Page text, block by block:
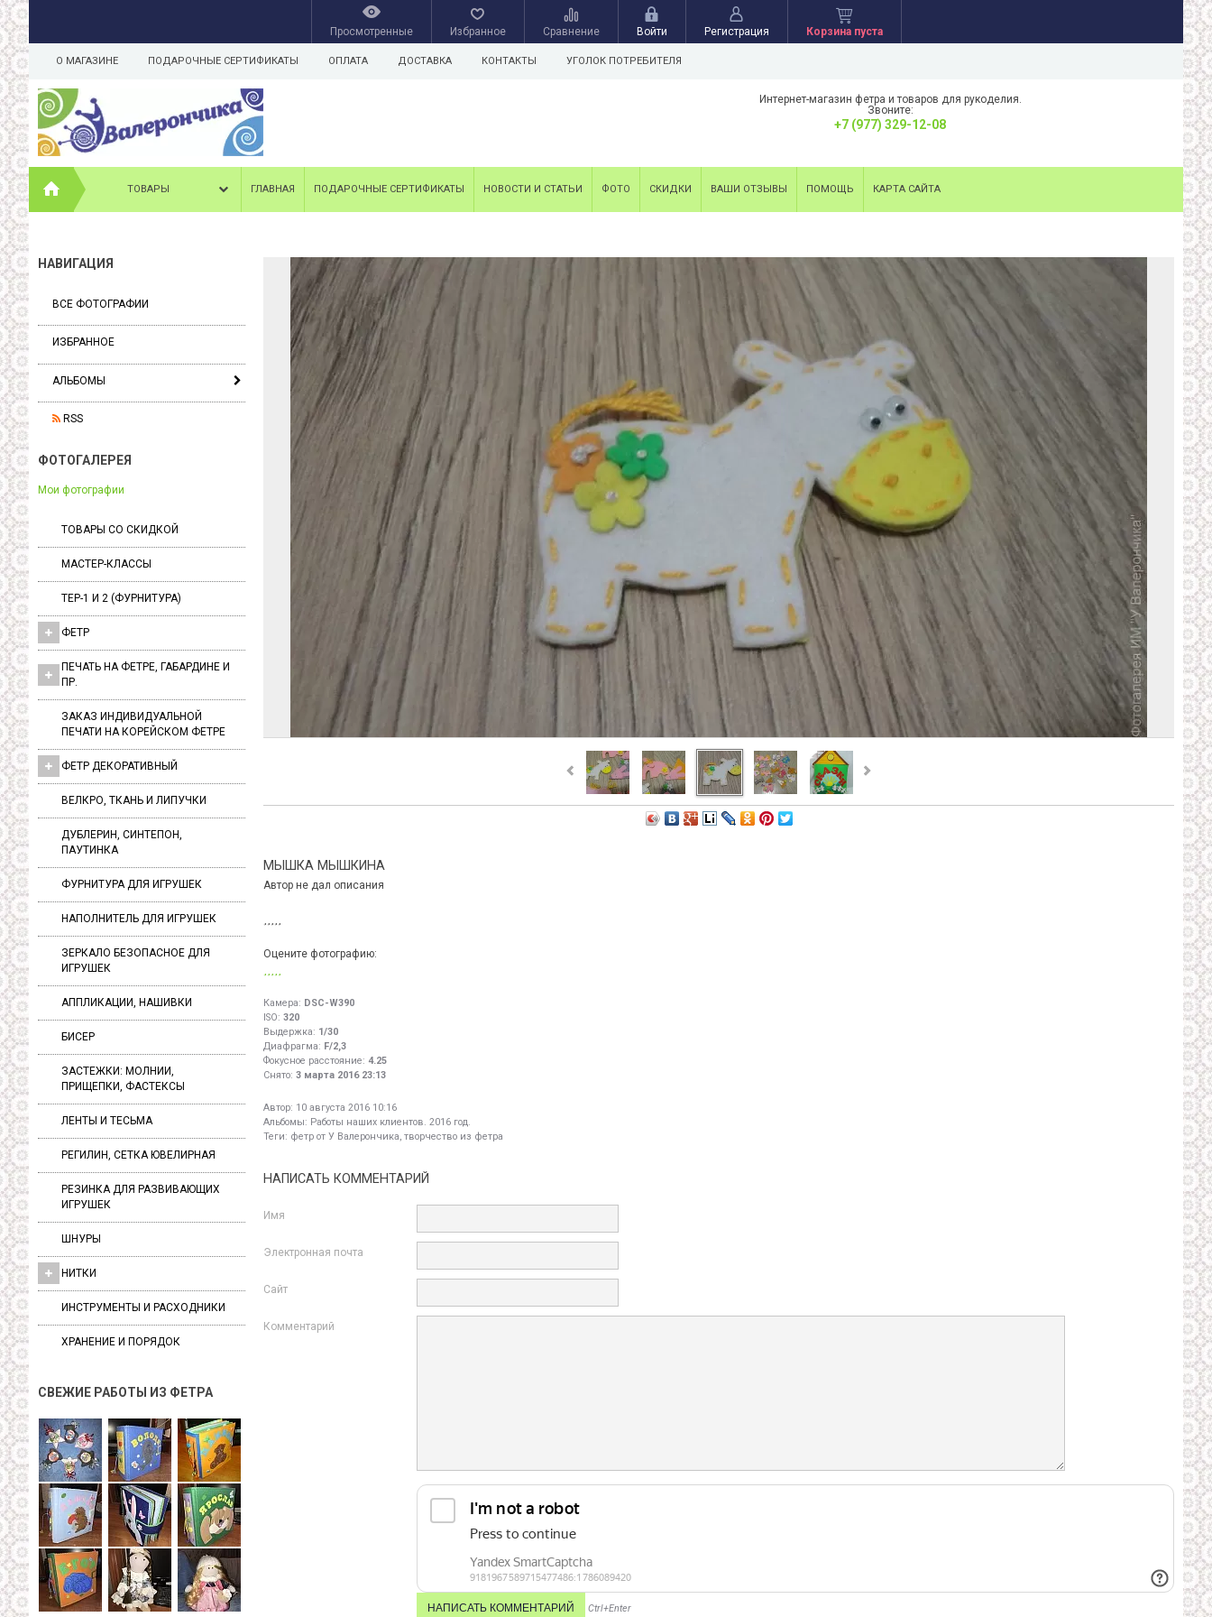
Просмотренные Избранное Сравнение Войти Регистрация Корзина пуста
О МАГАЗИНЕ ПОДАРОЧНЫЕ СЕРТИФИКАТЫ ОПЛАТА ДОСТАВКА КОНТАКТЫ УГОЛОК ПОТРЕБИТЕЛЯ
Интернет-магазин фетра и товаров для рукоделия.
Звоните:
+7 (977) 329-12-08
ТОВАРЫ ГЛАВНАЯ ПОДАРОЧНЫЕ СЕРТИФИКАТЫ НОВОСТИ И СТАТЬИ ФОТО СКИДКИ ВАШИ ОТЗЫВЫ ПОМОЩЬ КАРТА САЙТА
НАВИГАЦИЯ
ВСЕ ФОТОГРАФИИ
ИЗБРАННОЕ
АЛЬБОМЫ
RSS
ФОТОГАЛЕРЕЯ
Мои фотографии
ТОВАРЫ СО СКИДКОЙ
МАСТЕР-КЛАССЫ
ТЕР-1 И 2 (ФУРНИТУРА)
ФЕТР
ПЕЧАТЬ НА ФЕТРЕ, ГАБАРДИНЕ И
ПР.
ЗАКАЗ ИНДИВИДУАЛЬНОЙ
ПЕЧАТИ НА КОРЕЙСКОМ ФЕТРЕ
ФЕТР ДЕКОРАТИВНЫЙ
ВЕЛКРО, ТКАНЬ И ЛИПУЧКИ
ДУБЛЕРИН, СИНТЕПОН,
ПАУТИНКА
ФУРНИТУРА ДЛЯ ИГРУШЕК
НАПОЛНИТЕЛЬ ДЛЯ ИГРУШЕК
ЗЕРКАЛО БЕЗОПАСНОЕ ДЛЯ
ИГРУШЕК
АППЛИКАЦИИ, НАШИВКИ
БИСЕР
ЗАСТЕЖКИ: МОЛНИИ,
ПРИЩЕПКИ, ФАСТЕКСЫ
ЛЕНТЫ И ТЕСЬМА
РЕГИЛИН, СЕТКА ЮВЕЛИРНАЯ
РЕЗИНКА ДЛЯ РАЗВИВАЮЩИХ
ИГРУШЕК
ШНУРЫ
НИТКИ
ИНСТРУМЕНТЫ И РАСХОДНИКИ
ХРАНЕНИЕ И ПОРЯДОК
СВЕЖИЕ РАБОТЫ ИЗ ФЕТРА
МЫШКА МЫШКИНА
Автор не дал описания
Оцените фотографию:
Камера: DSC-W390
ISO: 320
Выдержка: 1/30
Диафрагма: F/2,3
Фокусное расстояние: 4.25
Снято: 3 марта 2016 23:13
Автор: 10 августа 2016 10:16
Альбомы: Работы наших клиентов. 2016 год.
Теги: фетр от У Валерончика, творчество из фетра
НАПИСАТЬ КОММЕНТАРИЙ
Имя
Электронная почта
Сайт
Комментарий
Ctrl+Enter